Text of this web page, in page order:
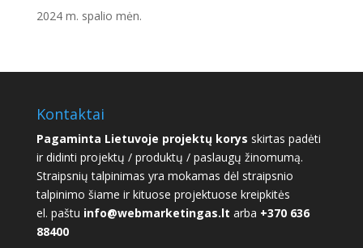
2024 m. spalio mėn.
Kontaktai
Pagaminta Lietuvoje projektų korys skirtas padėti
ir didinti projektų / produktų / paslaugų žinomumą.
Straipsnių talpinimas yra mokamas dėl straipsnio
talpinimo šiame ir kituose projektuose kreipkitės
el. paštu info@webmarketingas.lt arba +370 636
88400